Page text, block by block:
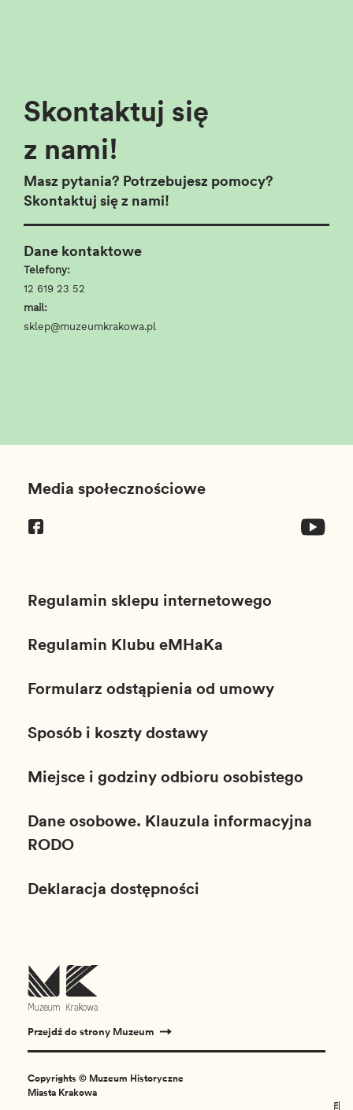
Skontaktuj się
z nami!
Masz pytania? Potrzebujesz pomocy?
Skontaktuj się z nami!
Dane kontaktowe
Telefony:
12 619 23 52
mail:
sklep@muzeumkrakowa.pl
T_FOOTER_TITLE
Media społecznościowe
Regulamin sklepu internetowego
Regulamin Klubu eMHaKa
Formularz odstąpienia od umowy
Sposób i koszty dostawy
Miejsce i godziny odbioru osobistego
Dane osobowe. Klauzula informacyjna
RODO
Deklaracja dostępności
Przejdź do strony Muzeum
Copyrights © Muzeum Historyczne
Miasta Krakowa